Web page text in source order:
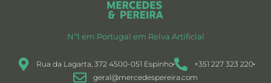
Nº1 em Portugal em Relva Artificial
Rua da Lagarta, 372 4500-051 Espinho
+351 227 323 220
geral@mercedespereira.com